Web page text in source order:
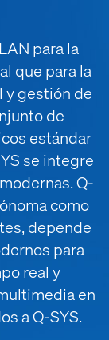
para la
que para la
y gestión de
de
estándar
se integre
Q-
como
depende
para
real y
en
a Q-SYS.